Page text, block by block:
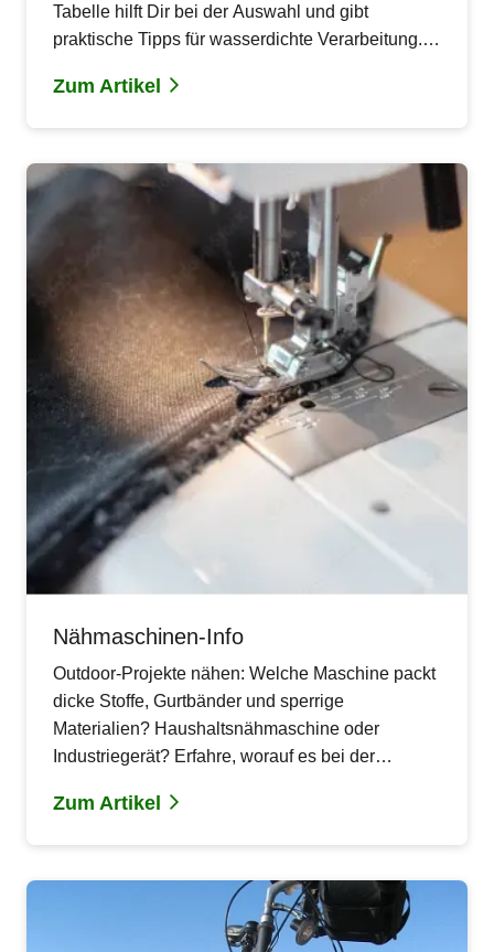
Tabelle hilft Dir bei der Auswahl und gibt
praktische Tipps für wasserdichte Verarbeitung.
Ergebnisse!
Zum Artikel
Nähmaschinen-Info
Outdoor-Projekte nähen: Welche Maschine packt
dicke Stoffe, Gurtbänder und sperrige
Materialien? Haushaltsnähmaschine oder
Industriegerät? Erfahre, worauf es bei der
für spezielle Nähprojekte entscheidend sind.
Zum Artikel